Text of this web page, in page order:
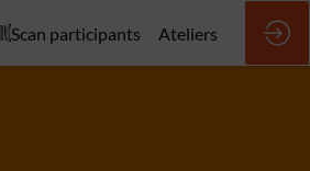
Scan participants Ateliers